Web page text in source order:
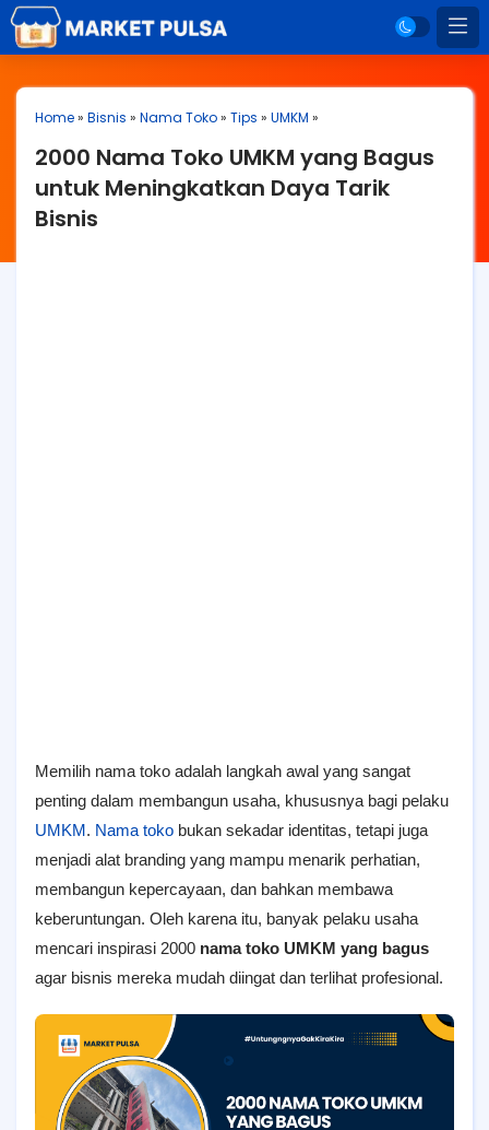
Home» Bisnis » Nama Toko» Tips » UMKM »
2000 Nama Toko UMKM yang Bagus
untuk Meningkatkan Daya Tarik
Bisnis
Memilih nama toko adalah langkah awal yang sangat
penting dalam membangun usaha, khususnya bagi pelaku
UMKM. Nama toko bukan sekadar identitas, tetapi juga
menjadi alat branding yang mampu menarik perhatian,
membangun kepercayaan, dan bahkan membawa
keberuntungan. Oleh karena itu, banyak pelaku usaha
mencari inspirasi 2000 nama toko UMKM yang bagus
agar bisnis mereka mudah diingat dan terlihat profesional.